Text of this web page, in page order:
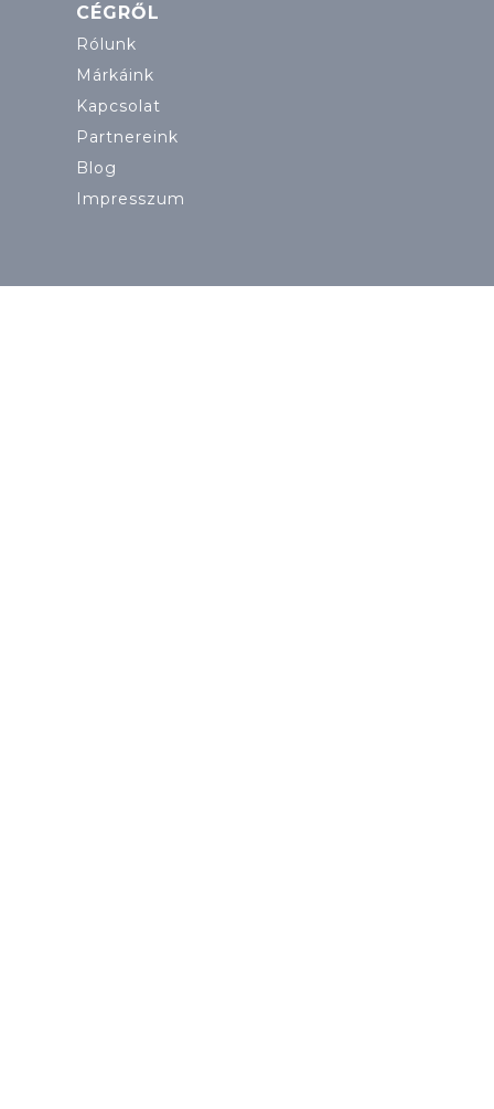
CÉGRŐL
Rólunk
Márkáink
Kapcsolat
Partnereink
Blog
Impresszum